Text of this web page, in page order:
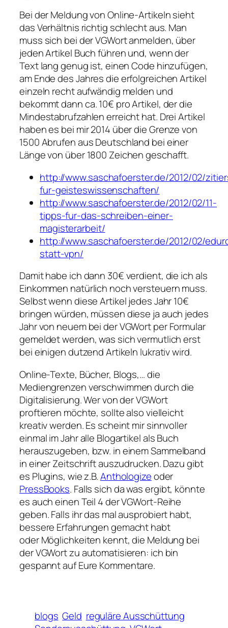
Bei der Meldung von Online-Artikeln sieht
das Verhältnis richtig schlecht aus. Man
muss sich bei der VGWort anmelden, über
jeden Artikel Buch führen und, wenn der
Text lang genug ist, einen Code hinzufügen,
am Ende des Jahres die erfolgreichen Artikel
einzeln recht aufwändig melden und
bekommt dann ca. 10€ pro Artikel, der die
Mindestabrufzahlen erreicht hat. Drei Artikel
haben es bei mir 2014 über die Grenze von
1500 Abrufen aus Deutschland bei einer
Länge von über 1800 Zeichen geschafft.
http://www.saschafoerster.de/2012/02/
fur-geisteswissenschaften/
http://www.saschafoerster.de/2012/02/11-
tipps-fur-das-schreiben-einer-
magisterarbeit/
http://www.saschafoerster.de/2012/02/
statt-vpn/
Damit habe ich dann 30€ verdient, die ich als
Einkommen natürlich noch versteuern muss.
Selbst wenn diese Artikel jedes Jahr 10€
bringen würden, müssen diese ja auch jedes
Jahr von neuem bei der VGWort per Formular
gemeldet werden, was sich vermutlich erst
bei einigen dutzend Artikeln lukrativ wird.
Online-Texte, Bücher, Blogs,… die
Mediengrenzen verschwimmen durch die
Digitalisierung. Wer von der VGWort
proftieren möchte, sollte also vielleicht
kreativ werden. Es scheint mir sinnvoller
einmal im Jahr alle Blogartikel als Buch
herauszugeben, bzw. in einem Sammelband
in einer Zeitschrift auszudrucken. Dazu gibt
es Plugins, wie z.B.Anthologizeoder
PressBooks. Falls sich da was ergibt, könnte
es auch einen Teil 4 der VGWort-Reihe
geben. Falls ihr das mal ausprobiert habt,
bessere Erfahrungen gemacht habt
oder Möglichkeiten kennt, die Meldung bei
der VGWort zu automatisieren: ich bin
gespannt auf Eure Kommentare.
blogs Geld reguläre Ausschüttung